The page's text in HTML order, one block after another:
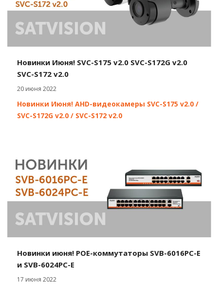
Новинки Июня! SVC-S175 v2.0 SVC-S172G v2.0
SVC-S172 v2.0
20 июня 2022
Новинки Июня! AHD-видеокамеры SVC-S175 v2.0 /
SVC-S172G v2.0 / SVC-S172 v2.0
Новинки июня! POE-коммутаторы SVB-6016PC-E
и SVB-6024PC-E
17 июня 2022